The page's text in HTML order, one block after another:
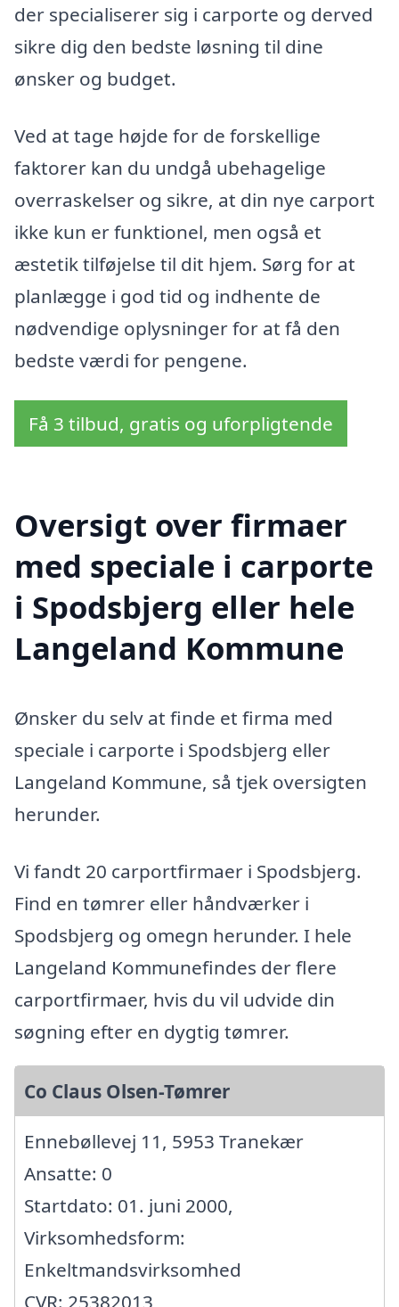
der specialiserer sig i carporte og derved
sikre dig den bedste løsning til dine
ønsker og budget.
Ved at tage højde for de forskellige
faktorer kan du undgå ubehagelige
overraskelser og sikre, at din nye carport
ikke kun er funktionel, men også et
æstetik tilføjelse til dit hjem. Sørg for at
planlægge i god tid og indhente de
nødvendige oplysninger for at få den
bedste værdi for pengene.
Få 3 tilbud, gratis og uforpligtende
Oversigt over firmaer
med speciale i carporte
i Spodsbjerg eller hele
Langeland Kommune
Ønsker du selv at finde et firma med
speciale i carporte i Spodsbjerg eller
Langeland Kommune, så tjek oversigten
herunder.
Vi fandt 20 carportfirmaer i Spodsbjerg.
Find en tømrer eller håndværker i
Spodsbjerg og omegn herunder. I hele
Langeland Kommunefindes der flere
carportfirmaer, hvis du vil udvide din
søgning efter en dygtig tømrer.
Co Claus Olsen-Tømrer
Ennebøllevej 11, 5953 Tranekær
Ansatte: 0
Startdato: 01. juni 2000,
Virksomhedsform:
Enkeltmandsvirksomhed
CVR: 25382013